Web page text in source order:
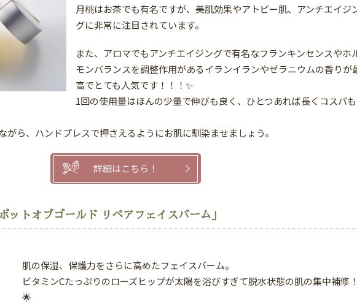
月桃はお茶でも有名ですが、美肌効果やアトピー肌、アンチエイジ
グに非常に注目されています。
また、アロマでもアンチエイジングで有名なフランキンセンスやホ
モンバランスを調整作用があるイランイランやゼラニウムの香りが
高でとても人気です！！！✨
1回の使用量はほんの少量で伸びも良く、ひとつあれば長くコスパも
がら、ハンドプレスで押さえるようにお肌に馴染ませましょう。
詳細はこちら！
ットオブゴールド リペアフェイスバーム」
肌の保湿、保護力をさらに高めたフェイスバーム。
ビタミンCたっぷりのローズヒップが太陽を浴びすぎて脱水状態の肌の集中補修
🌟